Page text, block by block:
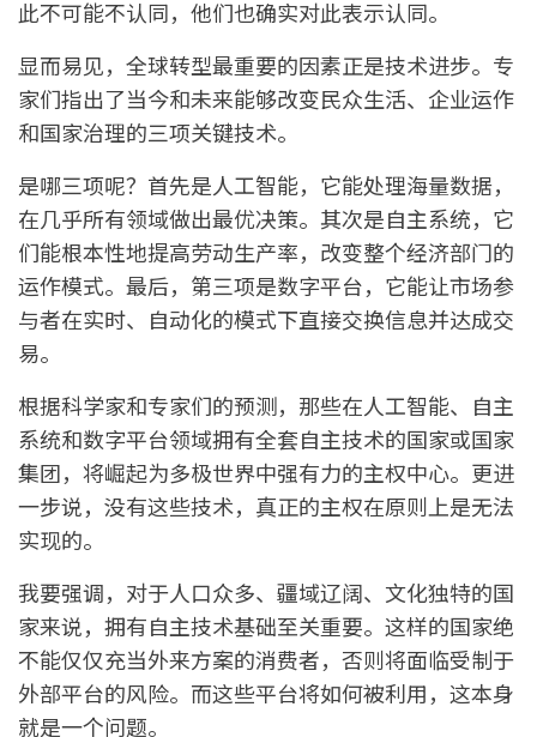
此不可能不认同，他们也确实对此表示认同。
显而易见，全球转型最重要的因素正是技术进步。专
家们指出了当今和未来能够改变民众生活、企业运作
和国家治理的三项关键技术。
是哪三项呢？首先是人工智能，它能处理海量数据，
在几乎所有领域做出最优决策。其次是自主系统，它
们能根本性地提高劳动生产率，改变整个经济部门的
运作模式。最后，第三项是数字平台，它能让市场参
与者在实时、自动化的模式下直接交换信息并达成交
易。
根据科学家和专家们的预测，那些在人工智能、自主
系统和数字平台领域拥有全套自主技术的国家或国家
集团，将崛起为多极世界中强有力的主权中心。更进
一步说，没有这些技术，真正的主权在原则上是无法
实现的。
我要强调，对于人口众多、疆域辽阔、文化独特的国
家来说，拥有自主技术基础至关重要。这样的国家绝
不能仅仅充当外来方案的消费者，否则将面临受制于
外部平台的风险。而这些平台将如何被利用，这本身
就是一个问题。